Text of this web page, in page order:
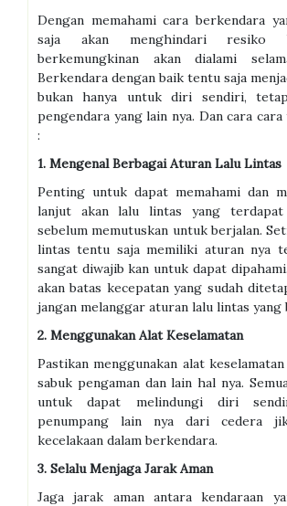
Dengan memahami cara berkendara
saja akan menghindari resiko
berkemungkinan akan dialami
Berkendara dengan baik tentu saja
bukan hanya untuk diri sendiri,
pengendara yang lain nya. Dan cara
:
1. Mengenal Berbagai Aturan Lalu Lintas
Penting untuk dapat memahami dan
lanjut akan lalu lintas yang
sebelum memutuskan untuk berjalan.
lintas tentu saja memiliki aturan nya
sangat diwajib kan untuk dapat
akan batas kecepatan yang sudah
jangan melanggar aturan lalu lintas yang
2. Menggunakan Alat Keselamatan
Pastikan menggunakan alat
sabuk pengaman dan lain hal nya.
untuk dapat melindungi diri
penumpang lain nya dari cedera
kecelakaan dalam berkendara.
3. Selalu Menjaga Jarak Aman
Jaga jarak aman antara kendaraan